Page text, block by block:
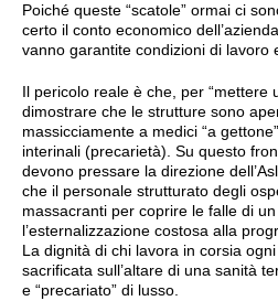
Poiché queste “scatole” ormai ci
certo il conto economico
vanno garantite condizioni di lavoro
Il pericolo reale è che, per “mettere
dimostrare che le strutture sono
massicciamente a medici “a
interinali (precarietà). Su questo
devono pressare la direzione
che il personale strutturato degli
massacranti per coprire le falle di
l’esternalizzazione costosa alla
La dignità di chi lavora in corsia
sacrificata sull’altare di una sanità
e “precariato” di lusso.